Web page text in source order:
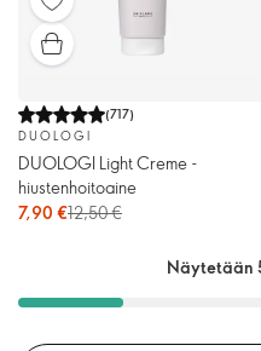
(717)
DUOLOGI
DUOLOGI Light Creme -
hiustenhoitoaine
7,90 €12,50 €
Näytetään